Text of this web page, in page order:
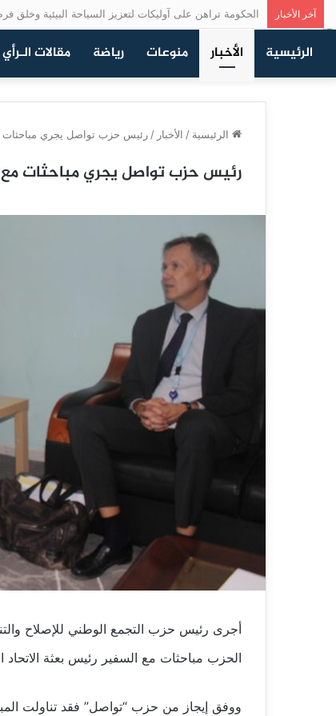
آخر الأخبار الحكومة تراهن على آوليكات لتعزيز السياحة البيئية وخلق
الرئيسية الأخبار منوعات رياضة مقالات الـرأي
الرئيسية / الأخبار / رئيس حزب تواصل يجري مباحثات مع
رئيس حزب تواصل يجري مباحثات مع
أجرى رئيس حزب التجمع الوطني للإصلاح
الحزب مباحثات مع السفير رئيس بعثة الاتحاد
ووفق إيجاز من حزب “تواصل” فقد تناولت